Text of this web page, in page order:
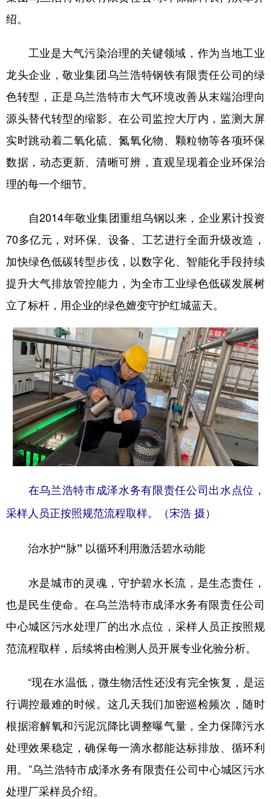
Русский язык 日本語 한국어
绍。
工业是大气污染治理的关键领域，作为当地工业
龙头企业，敬业集团乌兰浩特钢铁有限责任公司的绿
色转型，正是乌兰浩特市大气环境改善从末端治理向
源头替代转型的缩影。在公司监控大厅内，监测大屏
实时跳动着二氧化硫、氮氧化物、颗粒物等各项环保
数据，动态更新、清晰可辨，直观呈现着企业环保治
理的每一个细节。
自2014年敬业集团重组乌钢以来，企业累计投资
70多亿元，对环保、设备、工艺进行全面升级改造，
加快绿色低碳转型步伐，以数字化、智能化手段持续
提升大气排放管控能力，为全市工业绿色低碳发展树
立了标杆，用企业的绿色嬗变守护红城蓝天。
在乌兰浩特市成泽水务有限责任公司出水点位，
采样人员正按照规范流程取样。（宋浩 摄）
治水护“脉” 以循环利用激活碧水动能
水是城市的灵魂，守护碧水长流，是生态责任，
也是民生使命。在乌兰浩特市成泽水务有限责任公司
中心城区污水处理厂的出水点位，采样人员正按照规
范流程取样，后续将由检测人员开展专业化验分析。
“现在水温低，微生物活性还没有完全恢复，是运
行调控最难的时候。这几天我们加密巡检频次，随时
根据溶解氧和污泥沉降比调整曝气量，全力保障污水
处理效果稳定，确保每一滴水都能达标排放、循环利
用。”乌兰浩特市成泽水务有限责任公司中心城区污水
处理厂采样员介绍。